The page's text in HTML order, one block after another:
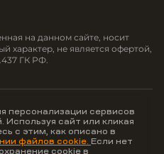
на данном сайте, носит
характер, не является офертой,
ГК РФ.
персонализации сервисов
Используя сайт или кликая
с этим, как описано в
файлов cookie. Если нет
cookie в